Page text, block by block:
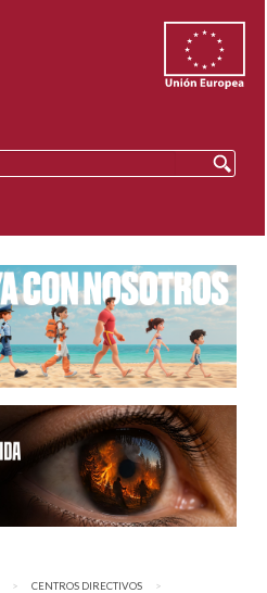
CENTROS DIRECTIVOS